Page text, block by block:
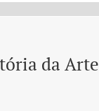
da Arte